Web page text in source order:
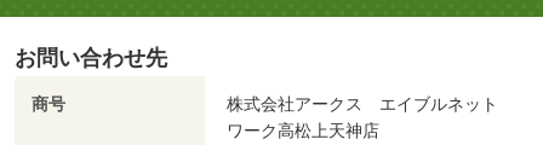
お問い合わせ先
商号
株式会社アークス エイブルネット
ワーク高松上天神店